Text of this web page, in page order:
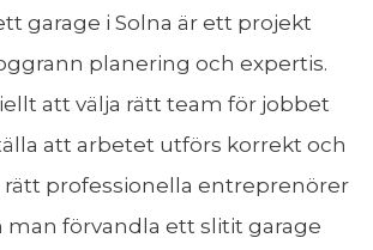
garage i Solna är ett projekt
planering och expertis.
att välja rätt team för jobbet
att arbetet utförs korrekt och
rätt professionella entreprenörer
man förvandla ett slitit garage